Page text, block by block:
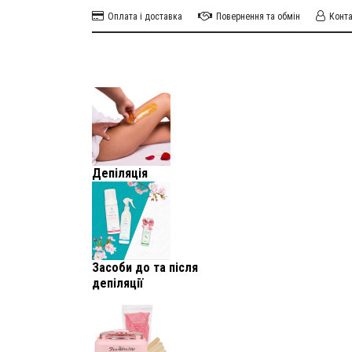
Оплата і доставка Повернення та обмін
Депіляція
Засоби до та після
депіляції